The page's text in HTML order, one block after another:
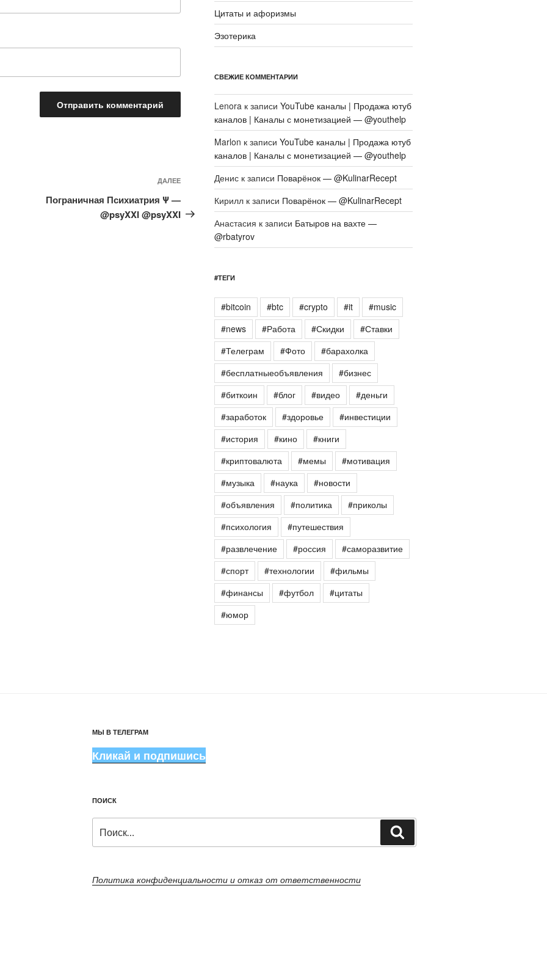
Следующая
запись
ДАЛЕЕ
Пограничная Психиатрия Ψ —
@psyXXI @psyXXI
Цитаты и афоризмы
Эзотерика
СВЕЖИЕ КОММЕНТАРИИ
Lenoraк записи YouTube каналы | Продажа ютуб
каналов | Каналы с монетизацией — @youthelp
Marlon к записи YouTube каналы | Продажа ютуб
каналов | Каналы с монетизацией — @youthelp
Дениск записи Поварёнок — @KulinarRecept
Кириллк записи Поварёнок — @KulinarRecept
Анастасия к записи Батыров на вахте —
@rbatyrov
#ТЕГИ
#bitcoin #btc #crypto #it
#music
#news
#Работа #Скидки
#Ставки
#Телеграм
#Фото
#барахолка
#бесплатныеобъявления
#бизнес
#биткоин
#блог #видео
#деньги
#заработок
#здоровье
#инвестиции
#история
#кино
#книги
#криптовалюта
#мемы
#мотивация
#музыка
#наука
#новости
#объявления
#политика
#приколы
#психология
#путешествия
#развлечение
#россия
#саморазвитие
#спорт
#технологии
#фильмы
#финансы
#футбол
#цитаты
#юмор
МЫ В ТЕЛЕГРАМ
Кликай и подпишись
ПОИСК
Политика конфиденциальности и отказ от ответственности